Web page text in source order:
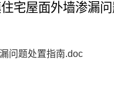
宅屋面外墙渗漏
问题处置指南.doc